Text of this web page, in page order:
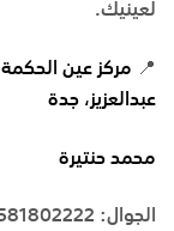
لعينيك.
📍 مركز عين
عبدالعزيز، جدة
محمد حنتيرة
الجوال: 0581802222 💬